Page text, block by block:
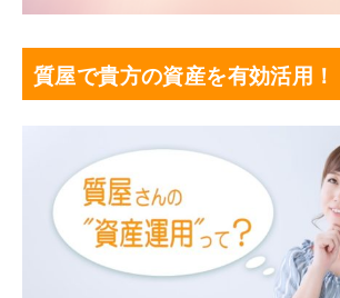
質屋で貴方の資産を有効活用！